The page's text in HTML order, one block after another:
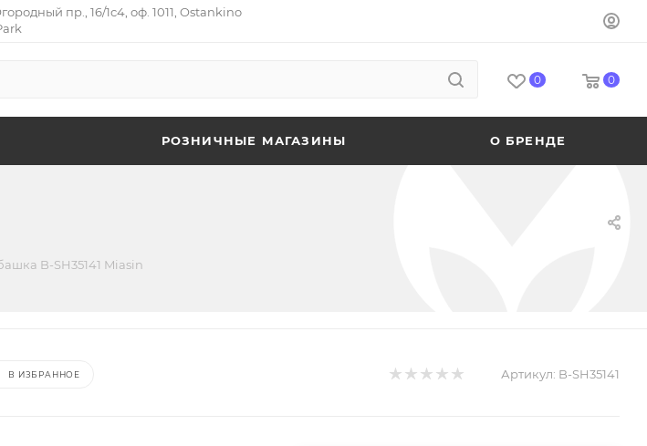
пр., 16/1с4, оф. 1011, Ostankino
0 0
РОЗНИЧНЫЕ МАГАЗИНЫ О БРЕНДЕ
B-SH35141 Miasin
В ИЗБРАННОЕ Артикул: B-SH35141